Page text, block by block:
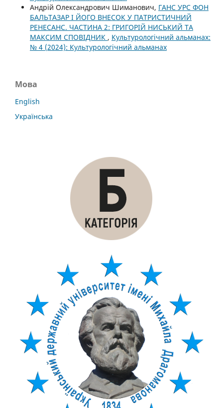
Андрій Олександрович Шиманович, ГАНС УРС ФОН
БАЛЬТАЗАР І ЙОГО ВНЕСОК У ПАТРИСТИЧНИЙ
РЕНЕСАНС. ЧАСТИНА 2: ГРИГОРІЙ НИСЬКИЙ ТА
МАКСИМ СПОВІДНИК , Культурологічний альманах:
№ 4 (2024): Культурологічний альманах
Мова
English
Українська